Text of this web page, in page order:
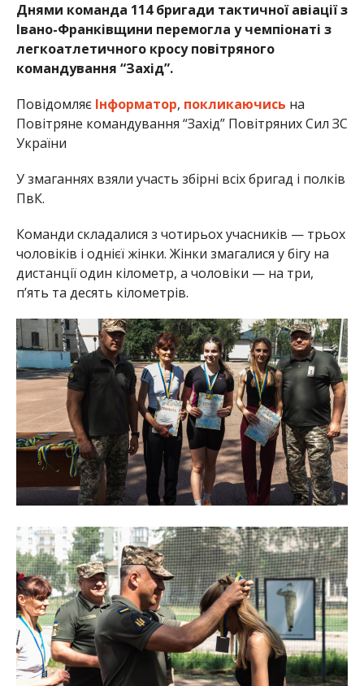
Днями команда 114 бригади тактичної авіації з
Івано-Франківщини перемогла у чемпіонаті з
легкоатлетичного кросу повітряного
командування “Захід”.
Повідомляє Інформатор, покликаючись на
Повітряне командування “Захід” Повітряних Сил ЗС
України
У змаганнях взяли участь збірні всіх бригад і полків
ПвК.
Команди складалися з чотирьох учасників — трьох
чоловіків і однієї жінки. Жінки змагалися у бігу на
дистанції один кілометр, а чоловіки — на три,
п’ять та десять кілометрів.